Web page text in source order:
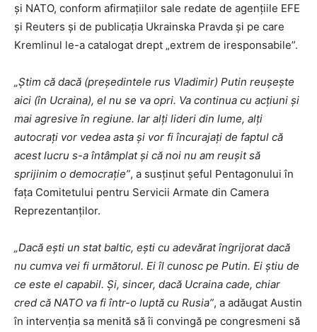
şi NATO, conform afirmaţiilor sale redate de agenţiile EFE
şi Reuters şi de publicaţia Ukrainska Pravda şi pe care
Kremlinul le-a catalogat drept „extrem de iresponsabile”.
„Ştim că dacă (preşedintele rus Vladimir) Putin reuşeşte
aici (în Ucraina), el nu se va opri. Va continua cu acţiuni şi
mai agresive în regiune. Iar alţi lideri din lume, alţi
autocraţi vor vedea asta şi vor fi încurajaţi de faptul că
acest lucru s-a întâmplat şi că noi nu am reuşit să
sprijinim o democraţie”, a susţinut şeful Pentagonului în
faţa Comitetului pentru Servicii Armate din Camera
Reprezentanţilor.
„Dacă eşti un stat baltic, eşti cu adevărat îngrijorat dacă
nu cumva vei fi următorul. Ei îl cunosc pe Putin. Ei ştiu de
ce este el capabil. Şi, sincer, dacă Ucraina cade, chiar
cred că NATO va fi într-o luptă cu Rusia”, a adăugat Austin
în intervenţia sa menită să îi convingă pe congresmeni să